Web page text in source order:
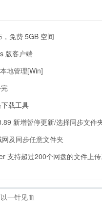
免费 5GB 空间
版客户端
地管理[Win]
载工具
新增暂停更新/选择同步文件
及同步任意文件夹
支持超过200个网盘的文件上